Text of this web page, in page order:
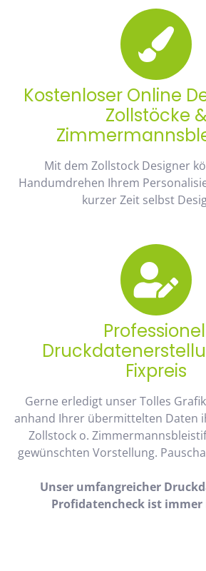
Kostenloser Online
Zollstöcke
Mit dem Zollstock Designer
Handumdrehen Ihrem
kurzer Zeit selbst
Fixpreis
Gerne erledigt unser Tolles
anhand Ihrer übermittelten Daten
Zollstock o.
gewünschten Vorstellung.
Unser umfangreicher
Profidatencheck ist